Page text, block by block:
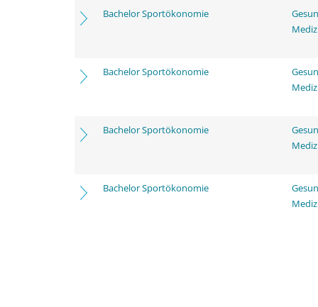
Bachelor Sportökonomie
Bachelor Sportökonomie
Bachelor Sportökonomie
Bachelor Sportökonomie